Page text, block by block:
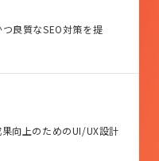
良質なSEO対策を提
向上のためのUI/UX設計